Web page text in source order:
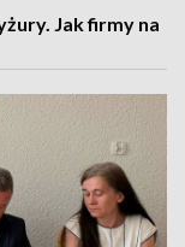
Jak firmy na